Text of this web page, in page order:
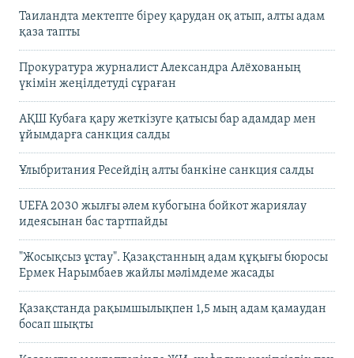
Таиландта мектепте біреу қарудан оқ атып, алты адам
қаза тапты
Прокуратура журналист Александра Алёхованың
үкімін жеңілдетуді сұраған
АҚШ Кубаға қару жеткізуге қатысы бар адамдар мен
ұйымдарға санкция салды
Ұлыбритания Ресейдің алты банкіне санкция салды
UEFA 2030 жылғы әлем кубогына бойкот жариялау
идеясынан бас тартпайды
"Жосықсыз ұстау". Қазақстанның адам құқығы бюросы
Ермек Нарымбаев жайлы мәлімдеме жасады
Қазақстанда рақымшылықпен 1,5 мың адам қамаудан
босап шықты